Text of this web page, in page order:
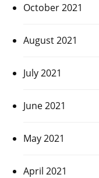
October 2021
August 2021
July 2021
June 2021
May 2021
April 2021